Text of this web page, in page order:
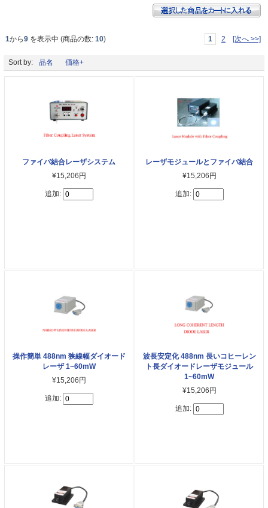
1から9 を表示中 (商品の数: 10) 1 2 [次へ >>]
Sort by: 品名 価格+
ファイバ結合レーザシステム
¥15,206円
追加:
レーザモジュールとファイバ結合
¥15,206円
追加:
操作簡単 488nm 狭線幅ダイオード
レーザ 1~60mW
¥15,206円
追加:
波長安定化 488nm 長いコヒーレン
ト長ダイオードレーザモジュール
1~60mW
¥15,206円
追加: